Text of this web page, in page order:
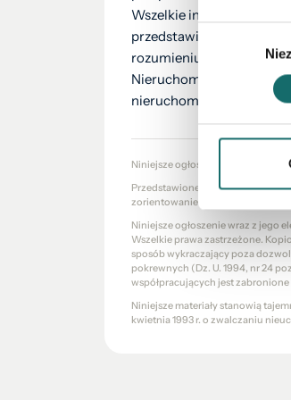
Wybór
Wszelkie informacje
przedstawione zgodnie z
rozumieniu przepisów
Nieruchomości Oddział
nieruchomości powstał
Niniejsze ogłoszenie nie stanowi
Przedstawione wizualizacje i
zorientowanie się w ogólnym
Niniejsze ogłoszenie wraz z jego
Wszelkie prawa zastrzeżone.
sposób wykraczający poza
pokrewnych (Dz. U. 1994, nr 24
współpracujących jest
Niniejsze materiały stanowią
kwietnia 1993 r. o zwalczaniu